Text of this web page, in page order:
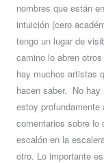
nombres que están
intuición (cero
tengo un lugar de
camino lo abren
hay muchos artistas
hacen saber. No hay
estoy profundamente
comentarios sobre lo
escalón en la
otro. Lo importante